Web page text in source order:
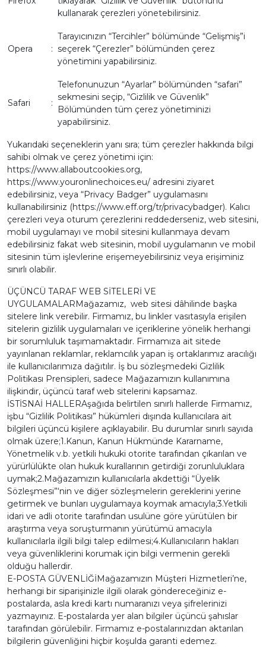
kullanarak çerezleri yönetebilirsiniz.
Opera :
Tarayıcınızın “Tercihler” bölümünde “Gelişmiş”i
seçerek “Çerezler” bölümünden çerez
yönetimini yapabilirsiniz.
Safari :
Telefonunuzun “Ayarlar” bölümünden “safari”
sekmesini seçip, “Gizlilik ve Güvenlik”
Bölümünden tüm çerez yönetiminizi
yapabilirsiniz.
Yukarıdaki seçeneklerin yanı sıra; tüm çerezler hakkında bilgi
sahibi olmak ve çerez yönetimi için:
https://www.allaboutcookies.org,
https://www.youronlinechoices.eu/ adresini ziyaret
edebilirsiniz, veya “Privacy Badger” uygulamasını
kullanabilirsiniz (https://www.eff.org/tr/privacybadger). Kalıcı
çerezleri veya oturum çerezlerini reddederseniz, web sitesini,
mobil uygulamayı ve mobil sitesini kullanmaya devam
edebilirsiniz fakat web sitesinin, mobil uygulamanın ve mobil
sitesinin tüm işlevlerine erişemeyebilirsiniz veya erişiminiz
sınırlı olabilir.
ÜÇÜNCÜ TARAF WEB SİTELERİ VE
UYGULAMALARMağazamız, web sitesi dâhilinde başka
sitelere link verebilir. Firmamız, bu linkler vasıtasıyla erişilen
sitelerin gizlilik uygulamaları ve içeriklerine yönelik herhangi
bir sorumluluk taşımamaktadır. Firmamıza ait sitede
yayınlanan reklamlar, reklamcılık yapan iş ortaklarımız aracılığı
ile kullanıcılarımıza dağıtılır. İş bu sözleşmedeki Gizlilik
Politikası Prensipleri, sadece Mağazamızın kullanımına
ilişkindir, üçüncü taraf web sitelerini kapsamaz.
İSTİSNAİ HALLERAşağıda belirtilen sınırlı hallerde Firmamız,
işbu “Gizlilik Politikası” hükümleri dışında kullanıcılara ait
bilgileri üçüncü kişilere açıklayabilir. Bu durumlar sınırlı sayıda
olmak üzere;1.Kanun, Kanun Hükmünde Kararname,
Yönetmelik v.b. yetkili hukuki otorite tarafından çıkarılan ve
yürürlülükte olan hukuk kurallarının getirdiği zorunluluklara
uymak;2.Mağazamızın kullanıcılarla akdettiği “Üyelik
Sözleşmesi”‘nin ve diğer sözleşmelerin gereklerini yerine
getirmek ve bunları uygulamaya koymak amacıyla;3.Yetkili
idari ve adli otorite tarafından usulüne göre yürütülen bir
araştırma veya soruşturmanın yürütümü amacıyla
kullanıcılarla ilgili bilgi talep edilmesi;4.Kullanıcıların hakları
veya güvenliklerini korumak için bilgi vermenin gerekli
olduğu hallerdir.
E-POSTA GÜVENLİĞİMağazamızın Müşteri Hizmetleri’ne,
herhangi bir siparişinizle ilgili olarak göndereceğiniz e-
postalarda, asla kredi kartı numaranızı veya şifrelerinizi
yazmayınız. E-postalarda yer alan bilgiler üçüncü şahıslar
tarafından görülebilir. Firmamız e-postalarınızdan aktarılan
bilgilerin güvenliğini hiçbir koşulda garanti edemez.